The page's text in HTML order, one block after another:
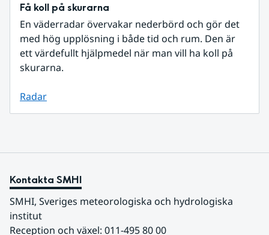
Få koll på skurarna
En väderradar övervakar nederbörd och gör det
med hög upplösning i både tid och rum. Den är
ett värdefullt hjälpmedel när man vill ha koll på
skurarna.
Radar
Kontakta SMHI
SMHI, Sveriges meteorologiska och hydrologiska
institut
Reception och växel: 011-495 80 00